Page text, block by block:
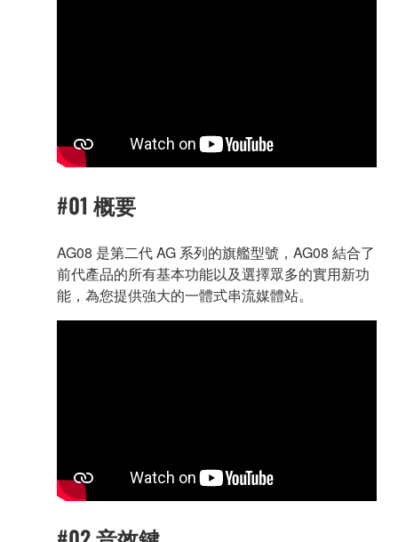
#01 概要
AG08 是第二代 AG 系列的旗艦型號，AG08 結合了
前代產品的所有基本功能以及選擇眾多的實用新功
能，為您提供強大的一體式串流媒體站。